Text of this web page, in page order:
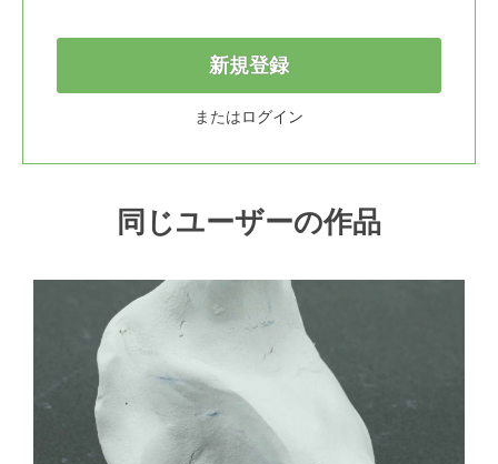
新規登録
またはログイン
同じユーザーの作品